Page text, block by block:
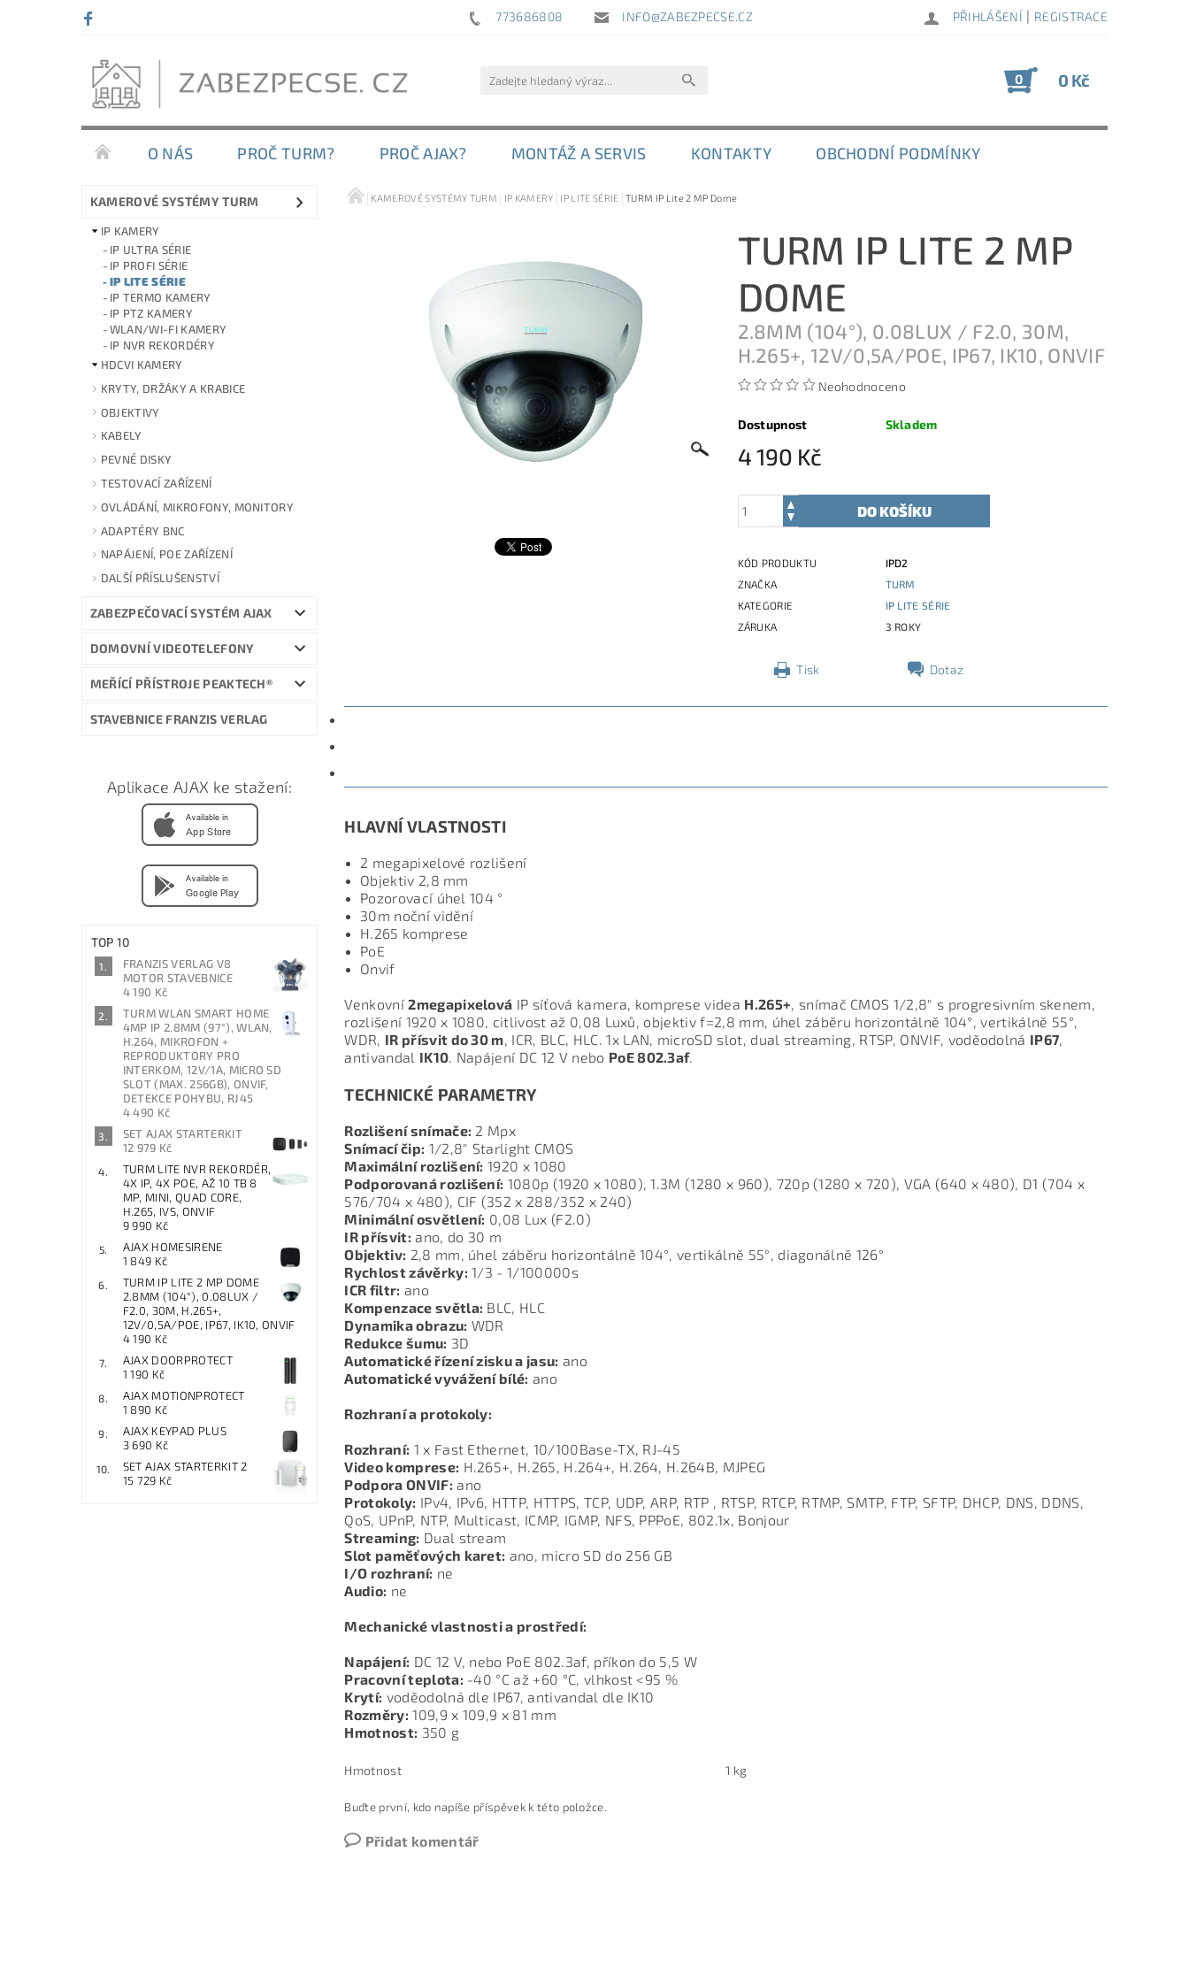
773686808 INFO@ZABEZPECSE.CZ PŘIHLÁŠENÍ | REGISTRACE
0 0 Kč
O NÁS PROČ TURM? PROČ AJAX? MONTÁŽ A SERVIS KONTAKTY OBCHODNÍ PODMÍNKY
KAMEROVÉ SYSTÉMY TURM
IP KAMERY
IP ULTRA SÉRIE
IP PROFI SÉRIE
IP LITE SÉRIE
IP TERMO KAMERY
IP PTZ KAMERY
WLAN/WI-FI KAMERY
IP NVR REKORDÉRY
HDCVI KAMERY
KRYTY, DRŽÁKY A KRABICE
OBJEKTIVY
KABELY
PEVNÉ DISKY
TESTOVACÍ ZAŘÍZENÍ
OVLÁDÁNÍ, MIKROFONY, MONITORY
ADAPTÉRY BNC
NAPÁJENÍ, POE ZAŘÍZENÍ
DALŠÍ PŘÍSLUŠENSTVÍ
ZABEZPEČOVACÍ SYSTÉM AJAX
DOMOVNÍ VIDEOTELEFONY
MEŘÍCÍ PŘÍSTROJE PEAKTECH®
STAVEBNICE FRANZIS VERLAG
Aplikace AJAX ke stažení:
TOP 10
FRANZIS VERLAG V8
MOTOR STAVEBNICE
4 190 Kč
TURM WLAN SMART HOME
4MP IP 2.8MM (97°), WLAN,
H.264, MIKROFON +
REPRODUKTORY PRO
INTERKOM, 12V/1A, MICRO SD
SLOT (MAX. 256GB), ONVIF,
DETEKCE POHYBU, RJ45
4 490 Kč
SET AJAX STARTERKIT
12 979 Kč
TURM LITE NVR REKORDÉR,
4X IP, 4X POE, AŽ 10 TB 8
MP, MINI, QUAD CORE,
H.265, IVS, ONVIF
9 990 Kč
AJAX HOMESIRENE
1 849 Kč
TURM IP LITE 2 MP DOME
2.8MM (104°), 0.08LUX /
F2.0, 30M, H.265+,
12V/0,5A/POE, IP67, IK10, ONVIF
4 190 Kč
AJAX DOORPROTECT
1 190 Kč
AJAX MOTIONPROTECT
1 890 Kč
AJAX KEYPAD PLUS
3 690 Kč
SET AJAX STARTERKIT 2
15 729 Kč
KAMEROVÉ SYSTÉMY TURM IP KAMERY IP LITE SÉRIE TURM IP Lite 2 MP Dome
TURM IP LITE 2 MP
DOME
2.8MM (104°), 0.08LUX / F2.0, 30M,
H.265+, 12V/0,5A/POE, IP67, IK10, ONVIF
Neohodnoceno
Dostupnost Skladem
4 190 Kč
KÓD PRODUKTU
IPD2
ZNAČKA
TURM
KATEGORIE
IP LITE SÉRIE
ZÁRUKA
3 ROKY
Tisk Dotaz
HLAVNÍ VLASTNOSTI
2 megapixelové rozlišení
Objektiv 2,8 mm
Pozorovací úhel 104 °
30m noční vidění
H.265 komprese
PoE
Onvif
Venkovní2megapixelová IP síťová kamera, komprese videa H.265+, snímač CMOS 1/2,8" s progresivním skenem,
rozlišení 1920 x 1080, citlivost až 0,08 Luxů, objektiv f=2,8 mm, úhel záběru horizontálně 104°, vertikálně 55°,
WDR, IR přísvit do 30 m, ICR, BLC, HLC. 1x LAN, microSD slot, dual streaming, RTSP, ONVIF, voděodolná IP67,
antivandal IK10. Napájení DC 12 V nebo PoE 802.3af.
TECHNICKÉ PARAMETRY
Rozlišení snímače: 2 Mpx
Snímací čip: 1/2,8" Starlight CMOS
Maximální rozlišení: 1920 x 1080
Podporovaná rozlišení: 1080p (1920 x 1080), 1.3M (1280 x 960), 720p (1280 x 720), VGA (640 x 480), D1 (704 x
576/704 x 480), CIF (352 x 288/352 x 240)
Minimální osvětlení: 0,08 Lux (F2.0)
IR přísvit: ano, do 30 m
Objektiv: 2,8 mm, úhel záběru horizontálně 104°, vertikálně 55°, diagonálně 126°
Rychlost závěrky: 1/3 - 1/100000s
ICR filtr: ano
Kompenzace světla: BLC, HLC
Dynamika obrazu: WDR
Redukce šumu: 3D
Automatické řízení zisku a jasu: ano
Automatické vyvážení bílé: ano
Rozhraní a protokoly:
Rozhraní: 1 x Fast Ethernet, 10/100Base-TX, RJ-45
Video komprese: H.265+, H.265, H.264+, H.264, H.264B, MJPEG
Podpora ONVIF: ano
Protokoly: IPv4, IPv6, HTTP, HTTPS, TCP, UDP, ARP, RTP , RTSP, RTCP, RTMP, SMTP, FTP, SFTP, DHCP, DNS, DDNS,
QoS, UPnP, NTP, Multicast, ICMP, IGMP, NFS, PPPoE, 802.1x, Bonjour
Streaming: Dual stream
Slot paměťových karet: ano, micro SD do 256 GB
I/O rozhraní: ne
Audio: ne
Mechanické vlastnosti a prostředí:
Napájení: DC 12 V, nebo PoE 802.3af, příkon do 5,5 W
Pracovní teplota: -40 °C až +60 °C, vlhkost <95 %
Krytí: voděodolná dle IP67, antivandal dle IK10
Rozměry: 109,9 x 109,9 x 81 mm
Hmotnost: 350 g
Hmotnost 1 kg
Buďte první, kdo napíše příspěvek k této položce.
Přidat komentář